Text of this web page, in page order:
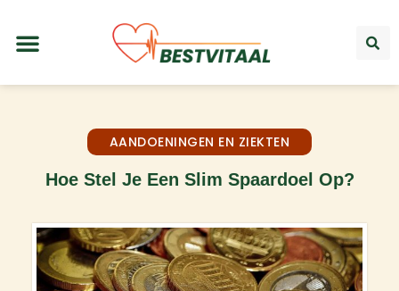
AANDOENINGEN EN ZIEKTEN
Hoe Stel Je Een Slim Spaardoel Op?